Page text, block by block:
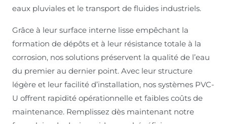
eaux pluviales et le transport de fluides industriels.
Grâce à leur surface interne lisse empêchant la
formation de dépôts et à leur résistance totale à la
corrosion, nos solutions préservent la qualité de l’eau
du premier au dernier point. Avec leur structure
légère et leur facilité d’installation, nos systèmes PVC-
U offrent rapidité opérationnelle et faibles coûts de
maintenance. Remplissez dès maintenant notre